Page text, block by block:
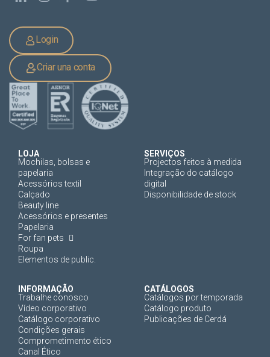
Login
Criar una conta
LOJA
Mochilas, bolsas e
papelaria
Acessórios textil
Calçado
Beauty line
Acessórios e presentes
Papelaria
For fan pets
Roupa
Elementos de public.
SERVIÇOS
Projectos feitos à medida
Integração do catálogo
digital
Disponibilidade de stock
INFORMAÇÃO
Trabalhe conosco
Vídeo corporativo
Catálogo corporativo
Condições gerais
Comprometimento ético
Canal Ético
CATÁLOGOS
Catálogos por temporada
Catálogo produto
Publicações de Cerdá